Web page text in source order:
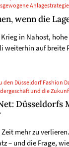
wenn die
in Nahost,
weiterhin auf breite
den Düsseldorf Fashion
und die
mehr zu
– und die Frage,